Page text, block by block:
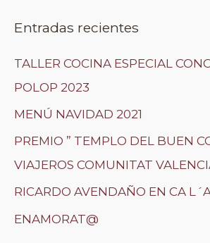
Entradas recientes
TALLER COCINA ESPECIAL
POLOP 2023
MENÚ NAVIDAD 2021
PREMIO ” TEMPLO DEL BUEN
VIAJEROS COMUNITAT
RICARDO AVENDAÑO EN CA
ENAMORAT@